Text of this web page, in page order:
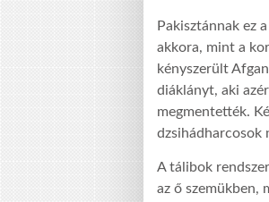
Pakisztánnak ez
akkora, mint a
kényszerült
diáklányt, aki
megmentették.
dzsihádharcosok
A tálibok
az ő szemükben,